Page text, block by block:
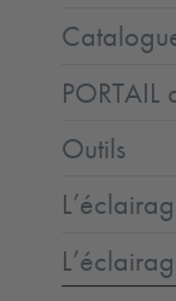
Outils